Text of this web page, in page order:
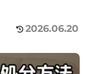
2026.06.20